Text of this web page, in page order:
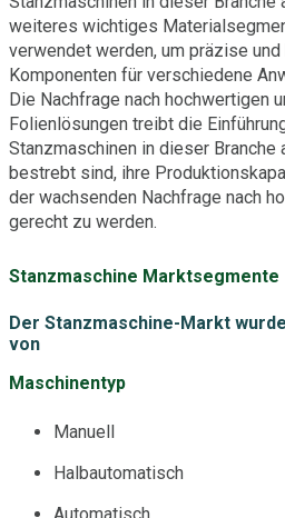
weiteres wichtiges
verwendet werden, um präzise
Komponenten für verschiedene
Die Nachfrage nach hochwertigen
Folienlösungen treibt die
Stanzmaschinen in dieser Branche
bestrebt sind, ihre
der wachsenden Nachfrage nach
gerecht zu werden.
Stanzmaschine Marktsegmente
Der Stanzmaschine-Markt
von
Maschinentyp
Manuell
Halbautomatisch